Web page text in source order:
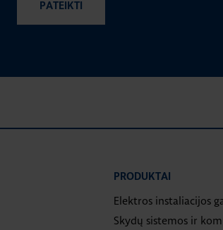
PRODUKTAI
Elektros instaliacijos
Skydų sistemos ir